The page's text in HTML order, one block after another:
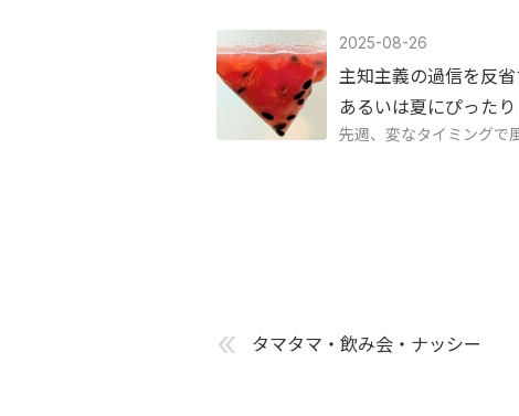
2025-08-26
主知主義の過信を反
あるいは夏にぴった
先週、変なタイミングで
« タマタマ・飲み会・ナッシー